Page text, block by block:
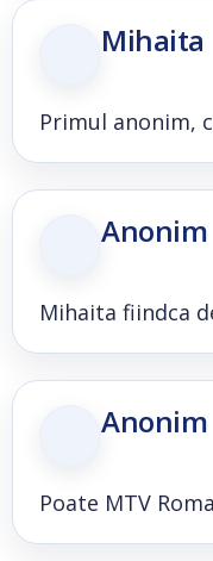
Mihaita
Primul anonim,
Anonim
Mihaita fiindca
Anonim
Poate MTV